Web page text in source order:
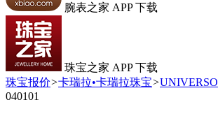
腕表之家 APP 下载
珠宝之家 APP 下载
珠宝报价>卡瑞拉•卡瑞拉珠宝>UNIVERSO
040101